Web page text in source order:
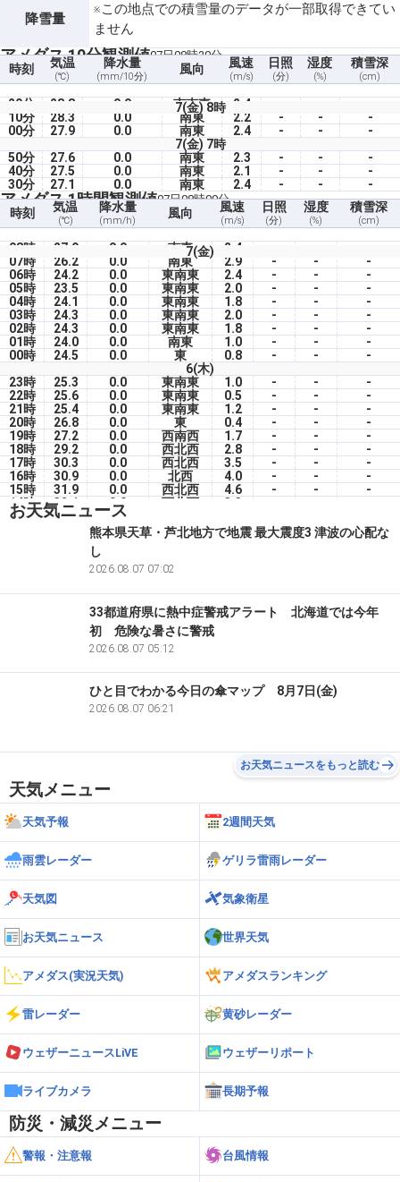
降雪量
※この地点での積雪量のデータが一部取得できてい
ません
アメダス 10分観測値07日08時20分
時刻 気温
(℃)
降水量
(mm/10分)
風向 風速
(m/s)
日照
(分)
湿度
(%)
積雪深
(cm)
7(金) 8時
20分 28.8 0.0 南南東 2.4
10分
28.3 0.0 南東 2.2 - -
-
00分
27.9 0.0 南東 2.4 - -
-
7(金) 7時
50分
27.6 0.0 南東 2.3 - -
-
40分
27.5 0.0 南東 2.1 - -
-
30分
27.1 0.0 南東 2.4 - - -
アメダス 1時間観測値07日08時00分
時刻 気温
(℃)
降水量
(mm/h)
風向 風速
(m/s)
日照
(分)
湿度
(%)
積雪深
(cm)
7(金)
08時 27.9 0.0 南東 2.4
07時
26.2 0.0 南東 2.9 - -
-
06時
24.2 0.0 東南東 2.4 - -
-
05時
23.5 0.0 東南東 2.0 - -
-
04時
24.1 0.0 東南東 1.8 - -
-
03時
24.3 0.0 東南東 2.0 - -
-
02時
24.3 0.0 東南東 1.8 - -
-
01時
24.0 0.0 南東 1.0 - -
-
00時
24.5 0.0 東 0.8 - -
-
6(木)
23時
25.3 0.0 東南東 1.0 - -
-
22時
25.6 0.0 東南東 0.5 - -
-
21時
25.4 0.0 東南東 1.2 - -
-
20時
26.8 0.0 東 0.4 - -
-
19時
27.2 0.0 西南西 1.7 - -
-
18時
29.2 0.0 西北西 2.8 - -
-
17時
30.3 0.0 西北西 3.5 - -
-
16時
30.9 0.0 北西 4.0 - -
-
15時
31.9 0.0 西北西 4.6 - -
-
14時
32.1 0.0 西北西 3.3
13時
33.0 0.0
0.0 東南東 2.3 - -
-
0.0 北東 1.2 -
-
0.0 東南東
お天気ニュース
熊本県天草・芦北地方で地震 最大震度3 津波の心配な
し
2026.08.07 07:02
33都道府県に熱中症警戒アラート 北海道では今年
初 危険な暑さに警戒
2026.08.07 05:12
ひと目でわかる今日の傘マップ 8月7日(金)
2026.08.07 06:21
お天気ニュースをもっと読む
天気メニュー
天気予報 2週間天気
雨雲レーダー ゲリラ雷雨レーダー
天気図 気象衛星
お天気ニュース 世界天気
アメダス(実況天気) アメダスランキング
雷レーダー 黄砂レーダー
ウェザーニュースLiVE ウェザーリポート
ライブカメラ 長期予報
防災・減災メニュー
警報・注意報 台風情報